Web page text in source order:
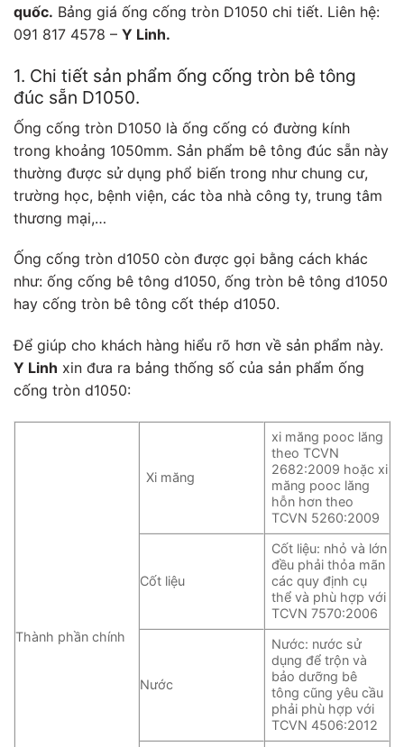
quốc. Bảng giá ống cống tròn D1050 chi tiết. Liên hệ:
091 817 4578 – Y Linh.
1. Chi tiết sản phẩm ống cống tròn bê tông
đúc sẵn D1050.
Ống cống tròn D1050 là ống cống có đường kính
trong khoảng 1050mm. Sản phẩm bê tông đúc sẵn này
thường được sử dụng phổ biến trong như chung cư,
trường học, bệnh viện, các tòa nhà công ty, trung tâm
thương mại,…
Ống cống tròn d1050 còn được gọi bằng cách khác
như: ống cống bê tông d1050, ống tròn bê tông d1050
hay cống tròn bê tông cốt thép d1050.
Để giúp cho khách hàng hiểu rõ hơn về sản phẩm này.
Y Linh xin đưa ra bảng thống số của sản phẩm ống
cống tròn d1050:
Thành phần chính
Xi măng
xi măng pooc lăng
theo TCVN
2682:2009 hoặc xi
măng pooc lăng
hỗn hơn theo
TCVN 5260:2009
Cốt liệu
Cốt liệu: nhỏ và lớn
đều phải thỏa mãn
các quy định cụ
thể và phù hợp với
TCVN 7570:2006
Nước
Nước: nước sử
dụng để trộn và
bảo dưỡng bê
tông cũng yêu cầu
phải phù hợp với
TCVN 4506:2012